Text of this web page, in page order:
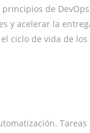
de
y acelerar la
ciclo de vida de